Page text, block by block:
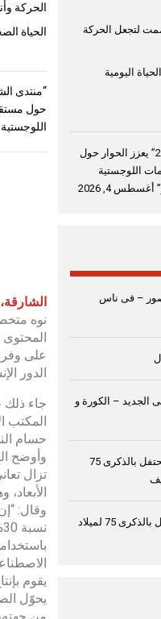
الحركة
الحياة
حول
الشارقة، 10 سبتمبر 2025
نوه
على
الدور
جاء ذلك
المكتب
حسام
يقوم
يحوّل
لتجعل الحركة
اليومية
“منتدى الشارقة للاستثمار 2026” يعزز الحوار حول
اللوجستية
أغسطس 4, 2026
– فى ناس
الجديد – الكورة و
جوجل تحتفل بالذكرى 75
جوجل تحتفل بالذكرى 75 لميلاد